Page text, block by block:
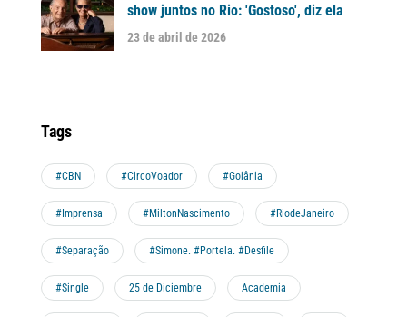
show juntos no Rio: 'Gostoso', diz ela
23 de abril de 2026
Tags
#CBN #CircoVoador #Goiânia
#Imprensa #MiltonNascimento #RiodeJaneiro
#Separação #Simone. #Portela. #Desfile
#Single 25 de Diciembre Academia